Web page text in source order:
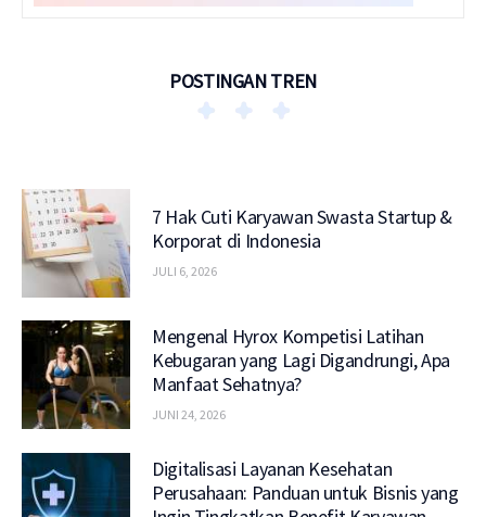
POSTINGAN TREN
7 Hak Cuti Karyawan Swasta Startup &
Korporat di Indonesia
JULI 6, 2026
Mengenal Hyrox Kompetisi Latihan
Kebugaran yang Lagi Digandrungi, Apa
Manfaat Sehatnya?
JUNI 24, 2026
Digitalisasi Layanan Kesehatan
Perusahaan: Panduan untuk Bisnis yang